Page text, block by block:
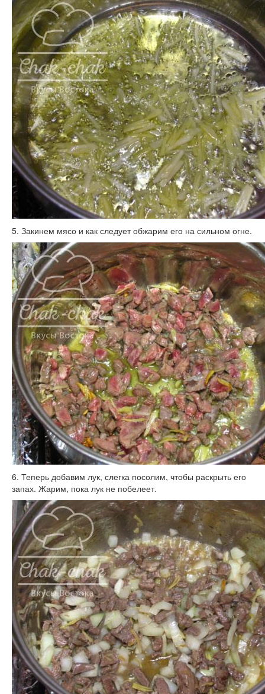
5. Закинем мясо и как следует обжарим его на сильном огне.
6. Теперь добавим лук, слегка посолим, чтобы раскрыть его
запах. Жарим, пока лук не побелеет.